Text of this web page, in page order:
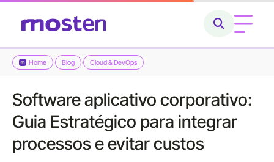
Conheça a Mosten
O que fazemos
Home › Blog › Cloud & DevOps
Software aplicativo corporativo:
Guia Estratégico para integrar
processos e evitar custos